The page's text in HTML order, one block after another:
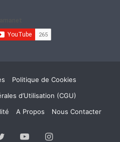
Politique de Cookies
d’Utilisation (CGU)
A Propos Nous Contacter
TwitterYouTubeInstagram